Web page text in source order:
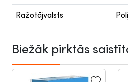
Ražotājvalsts
Biežāk pirktās